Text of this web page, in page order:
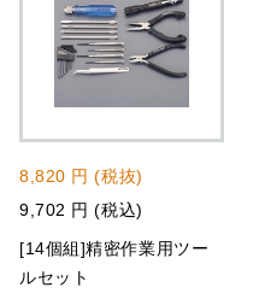
8,820 円 (税抜)
9,702 円 (税込)
[14個組]精密作業用ツー
ルセット